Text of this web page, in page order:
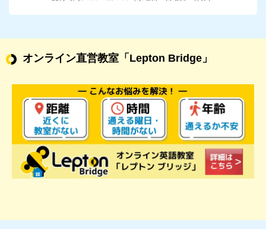
オンライン直営教室 「Lepton Bridge」